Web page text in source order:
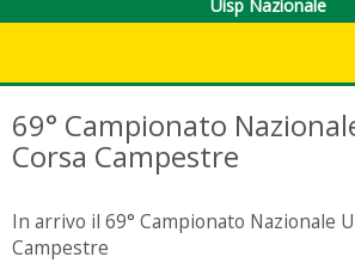
Uisp Nazionale
69° Campionato
Corsa Campestre
In arrivo il 69° Campionato Nazionale
Campestre